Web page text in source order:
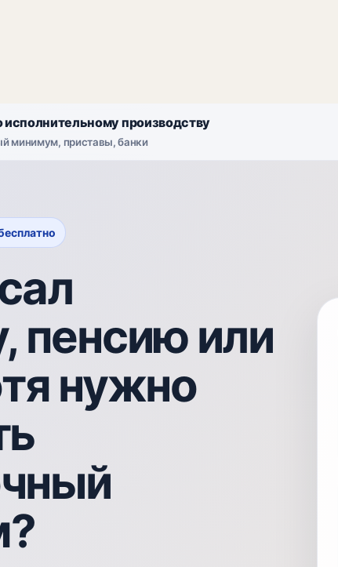
производству
минимум, приставы, банки
пенсию или
нужно